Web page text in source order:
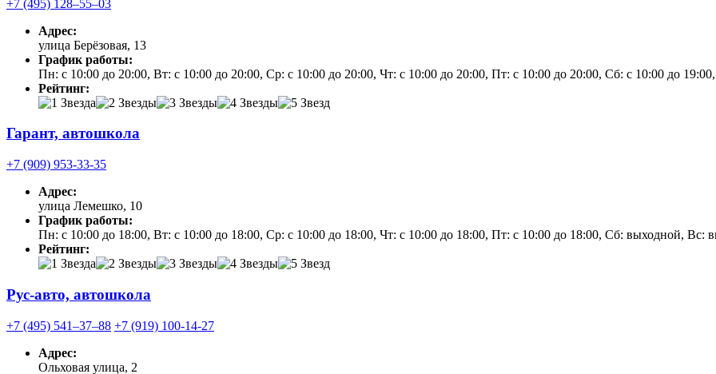
+7 (495) 128‒55‒03
Адрес:
улица Берёзовая, 13
График работы:
Пн: с 10:00 до 20:00, Вт: с 10:00 до 20:00, Ср: с 10:00 до 20:00, Чт: с 10:00 до 20:00, Пт: с 10:00 до 20:00, Сб: с 10:00 до
Рейтинг:
Гарант, автошкола
+7 (909) 953-33-35
Адрес:
улица Лемешко, 10
График работы:
Пн: с 10:00 до 18:00, Вт: с 10:00 до 18:00, Ср: с 10:00 до 18:00, Чт: с 10:00 до 18:00, Пт: с 10:00 до 18:00, Сб: выходной, Вс:
Рейтинг:
Рус-авто, автошкола
+7 (495) 541‒37‒88 +7 (919) 100-14-27
Адрес:
Ольховая улица, 2